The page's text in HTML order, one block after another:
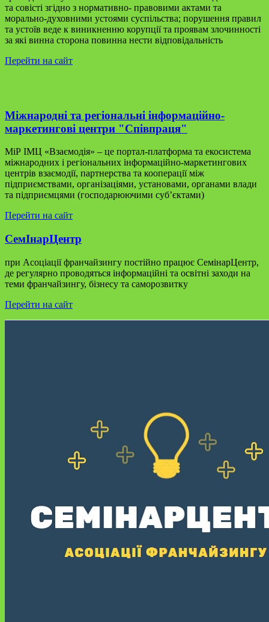
та совісті згідно з нормативно- правовими актами та
морально-духовними устоями суспільства; порушення правил
та устоїв веде к виникненню корупції та проявам злочинності
за які винна сторона повинна нести відповідальність
Перейти на сайт
Міжнародні та регіональні інформаційно-
маркетингові центри "Співпраця"
МіР ІМЦ «Взаємодія» – це портал-платформа та екосистема
міжнародних і регіональних інформаційно-маркетингових
центрів взаємодії, партнерства та кооперації між
підприємствами, організаціями, установами, органами влади
та підприємцями (господарюючими суб’єктами)​​
Перейти на сайт
СемІнарЦентр
при Асоціації франчайзингу постійно працює СемінарЦентр,
де регулярно проводяться інформаційні та освітні заходи на
теми франчайзингу, бізнесу та саморозвитку
Перейти на сайт